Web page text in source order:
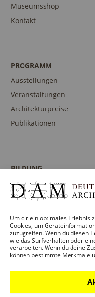
Um dir ein optimales Erlebnis
Cookies, um
zuzugreifen. Wenn du diesen
wie das Surfverhalten oder
verarbeiten. Wenn du deine
können bestimmte Merkmale
Museumsshop
Kontakt
PROGRAMM
Ausstellungen
Veranstaltungen
Architekturpreise
Publikationen
BILDUNG
Programm
Führungen und Touren
Ansprechpartner
SAMMLUNGEN